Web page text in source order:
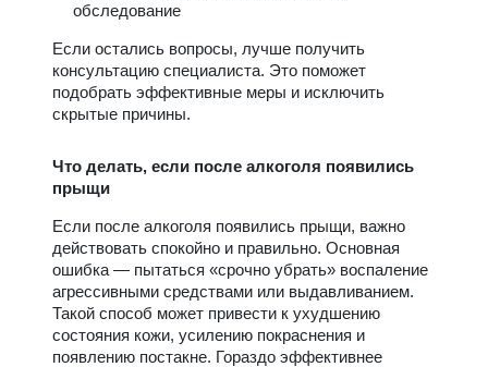
обследование
Если остались вопросы, лучше получить
консультацию специалиста. Это поможет
подобрать эффективные меры и исключить
скрытые причины.
Что делать, если после алкоголя появились
прыщи
Если после алкоголя появились прыщи, важно
действовать спокойно и правильно. Основная
ошибка — пытаться «срочно убрать» воспаление
агрессивными средствами или выдавливанием.
Такой способ может привести к ухудшению
состояния кожи, усилению покраснения и
появлению постакне. Гораздо эффективнее